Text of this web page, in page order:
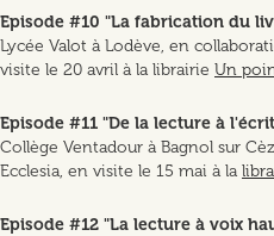
Episode #10 "La fabrication du
Lycée Valot à Lodève, en
visite le 20 avril à la librairie Un
Episode #11 "De la lecture à
Collège Ventadour à Bagnol sur
Ecclesia, en visite le 15 mai à la
Episode #12 "La lecture à voix